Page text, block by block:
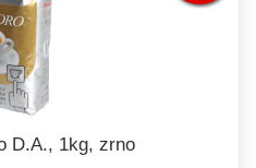
D.A., 1kg, zrno